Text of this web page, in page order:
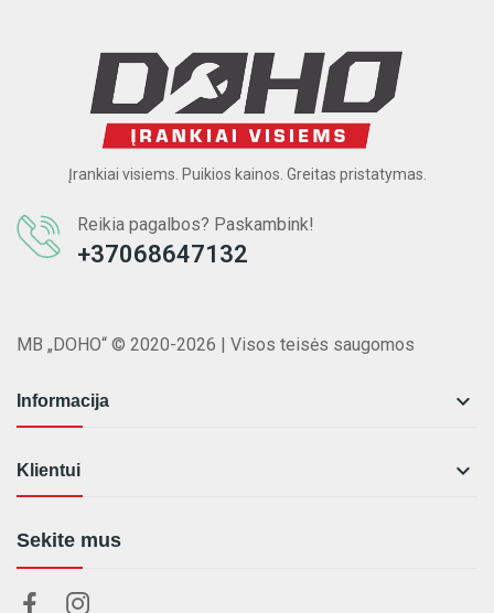
Įrankiai visiems. Puikios kainos. Greitas pristatymas.
Reikia pagalbos? Paskambink!
+37068647132
MB „DOHO“ © 2020-2026 | Visos teisės saugomos
Informacija 
Klientui 
Sekite mus